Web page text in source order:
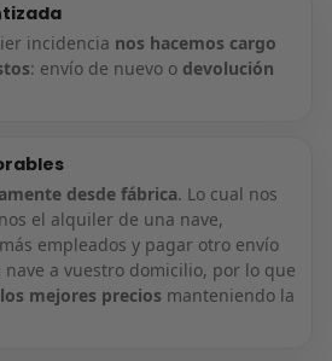
incidencia nos hacemos cargo
: envío de nuevo o devolución
desde fábrica. Lo cual nos
el alquiler de una nave,
empleados y pagar otro envío
a vuestro domicilio, por lo que
los mejores precios manteniendo la